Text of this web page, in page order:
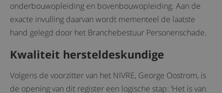
onderbouwopleiding en bovenbouwopleiding. Aan de
exacte invulling daarvan wordt mementeel de laatste
hand gelegd door het Branchebestuur Personenschade.
Kwaliteit hersteldeskundige
Volgens de voorzitter van het NIVRE, George Oostrom, is
de opening van dit register een logische stap: ‘Het is van